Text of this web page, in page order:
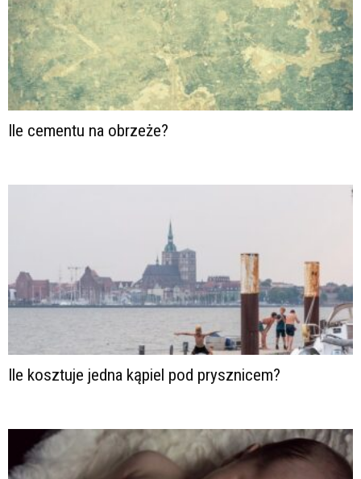
Ile cementu na obrzeże?
Ile kosztuje jedna kąpiel pod prysznicem?